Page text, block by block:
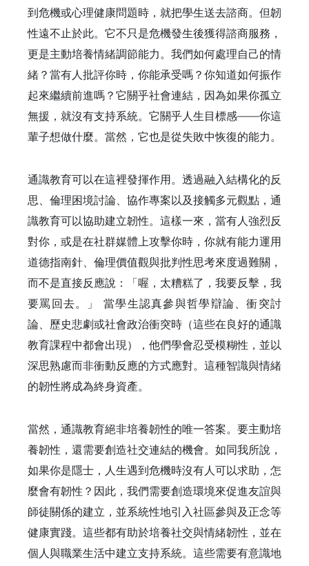
到危機或心理健康問題時，就把學生送去諮商。但韌
性遠不止於此。它不只是危機發生後獲得諮商服務，
更是主動培養情緒調節能力。我們如何處理自己的情
緒？當有人批評你時，你能承受嗎？你知道如何振作
起來繼續前進嗎？它關乎社會連結，因為如果你孤立
無援，就沒有支持系統。它關乎人生目標感——你這
輩子想做什麼。當然，它也是從失敗中恢復的能力。
通識教育可以在這裡發揮作用。透過融入結構化的反
思、倫理困境討論、協作專案以及接觸多元觀點，通
識教育可以協助建立韌性。這樣一來，當有人強烈反
對你，或是在社群媒體上攻擊你時，你就有能力運用
道德指南針、倫理價值觀與批判性思考來度過難關，
而不是直接反應說：「喔，太糟糕了，我要反擊，我
要罵回去。」 當學生認真參與哲學辯論、衝突討
論、歷史悲劇或社會政治衝突時（這些在良好的通識
教育課程中都會出現），他們學會忍受模糊性，並以
深思熟慮而非衝動反應的方式應對。這種智識與情緒
的韌性將成為終身資產。
當然，通識教育絕非培養韌性的唯一答案。要主動培
養韌性，還需要創造社交連結的機會。如同我所說，
如果你是隱士，人生遇到危機時沒有人可以求助，怎
麼會有韌性？因此，我們需要創造環境來促進友誼與
師徒關係的建立，並系統性地引入社區參與及正念等
健康實踐。這些都有助於培養社交與情緒韌性，並在
個人與職業生活中建立支持系統。這些需要有意識地